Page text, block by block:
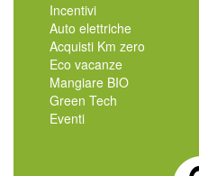
Incentivi
Auto elettriche
Acquisti Km zero
Eco vacanze
Mangiare BIO
Green Tech
Eventi